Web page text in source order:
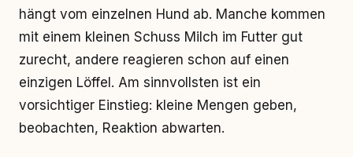
hängt vom einzelnen Hund ab. Manche kommen
mit einem kleinen Schuss Milch im Futter gut
zurecht, andere reagieren schon auf einen
einzigen Löffel. Am sinnvollsten ist ein
vorsichtiger Einstieg: kleine Mengen geben,
beobachten, Reaktion abwarten.